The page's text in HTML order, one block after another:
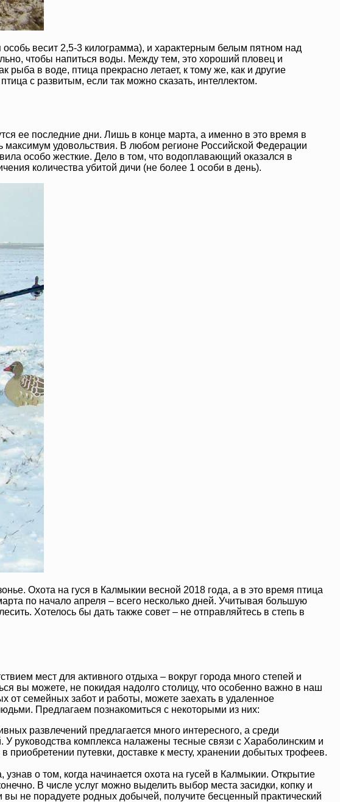
весит 2,5-3 килограмма), и характерным белым пятном над
чтобы напиться воды. Между тем, это хороший пловец и
в воде, птица прекрасно летает, к тому же, как и другие
с развитым, если так можно сказать, интеллектом.
ее последние дни. Лишь в конце марта, а именно в это время в
максимум удовольствия. В любом регионе Российской Федерации
особо жесткие. Дело в том, что водоплавающий оказался в
количества убитой дичи (не более 1 особи в день).
Охота на гуся в Калмыкии весной 2018 года, а в это время птица
по начало апреля – всего несколько дней. Учитывая большую
Хотелось бы дать также совет – не отправляйтесь в степь в
мест для активного отдыха – вокруг города много степей и
вы можете, не покидая надолго столицу, что особенно важно в наш
от семейных забот и работы, можете заехать в удаленное
Предлагаем познакомиться с некоторыми из них:
развлечений предлагается много интересного, а среди
комплекса налажены тесные связи с Хараболинским и
путевки, доставке к месту, хранении добытых трофеев.
о том, когда начинается охота на гусей в Калмыкии. Открытие
В числе услуг можно выделить выбор места засидки, копку и
не порадуете родных добычей, получите бесценный практический